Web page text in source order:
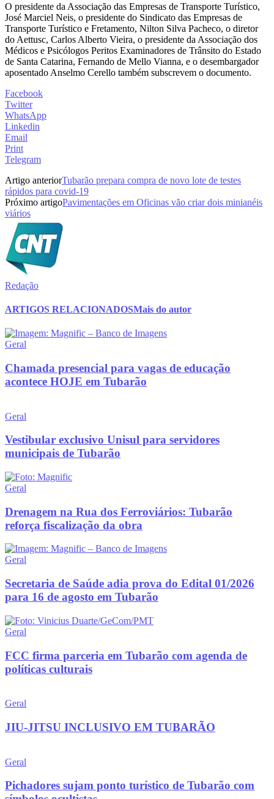
O presidente da Associação das Empresas de Transporte Turístico,
José Marciel Neis, o presidente do Sindicato das Empresas de
Transporte Turístico e Fretamento, Nilton Silva Pacheco, o diretor
do Aettusc, Carlos Alberto Vieira, o presidente da Associação dos
Médicos e Psicólogos Peritos Examinadores de Trânsito do Estado
de Santa Catarina, Fernando de Mello Vianna, e o desembargador
aposentado Anselmo Cerello também subscrevem o documento.
Facebook
Twitter
WhatsApp
Linkedin
Email
Print
Telegram
Artigo anteriorTubarão prepara compra de novo lote de testes
rápidos para covid-19
Próximo artigoPavimentações em Oficinas vão criar dois minianéis
viários
Redação
ARTIGOS RELACIONADOSMais do autor
Geral
Chamada presencial para vagas de educação
acontece HOJE em Tubarão
Geral
Vestibular exclusivo Unisul para servidores
municipais de Tubarão
Geral
Drenagem na Rua dos Ferroviários: Tubarão
reforça fiscalização da obra
Geral
Secretaria de Saúde adia prova do Edital 01/2026
para 16 de agosto em Tubarão
Geral
FCC firma parceria em Tubarão com agenda de
políticas culturais
Geral
JIU-JITSU INCLUSIVO EM TUBARÃO
Geral
Pichadores sujam ponto turístico de Tubarão com